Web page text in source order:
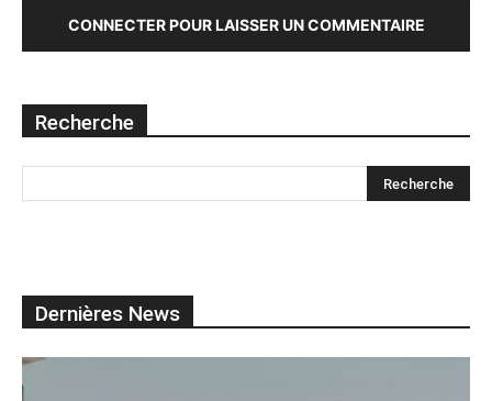
CONNECTER POUR LAISSER UN COMMENTAIRE
Recherche
Dernières News